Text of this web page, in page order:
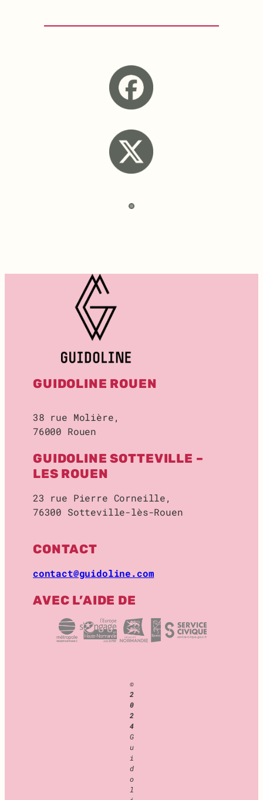
GUIDOLINE ROUEN
38 rue Molière,
76000 Rouen
GUIDOLINE SOTTEVILLE –
LES ROUEN
23 rue Pierre Corneille,
76300 Sotteville-lès-Rouen
CONTACT
contact@guidoline.com
AVEC L’AIDE DE
©
2
0
2
4
G
u
i
d
o
l